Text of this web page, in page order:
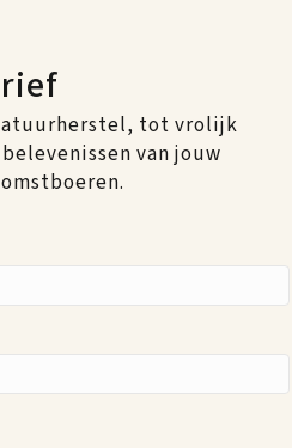
tot vrolijk
van jouw